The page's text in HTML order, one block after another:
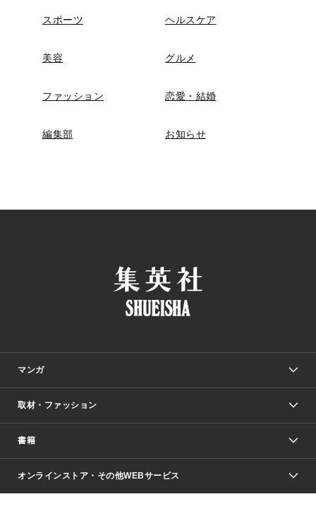
スポーツ ヘルスケア
美容 グルメ
ファッション 恋愛・結婚
編集部 お知らせ
マンガ
少年マンガ
Vジャンプ
週刊ヤングジャンプ
少女マンガ
取材・ファッション
Seventeen
芸能・情報・スポーツ
書籍
文芸・文庫・総合
オンラインストア・その他WEBサービス